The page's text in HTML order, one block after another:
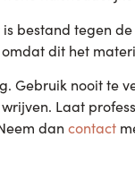
bestand tegen
dit het
Gebruik nooit te
Laat
dan contact